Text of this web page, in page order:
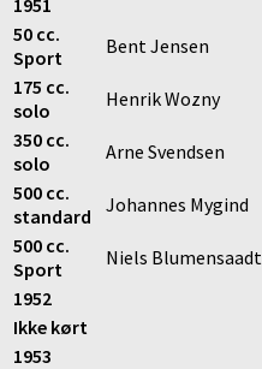
50 cc.
Sport
Bent Jensen
175 cc.
solo
Henrik Wozny
350 cc.
solo
Arne Svendsen
500 cc.
standard
Johannes Mygind
500 cc.
Sport
Niels Blumensaadt
1952
Ikke kørt
1953